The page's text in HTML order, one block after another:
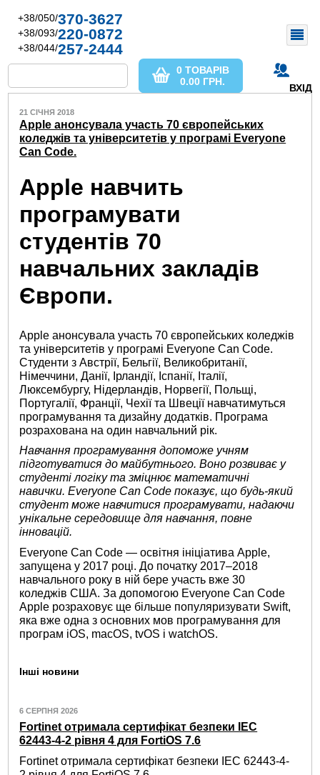
+38/050/370-3627
+38/093/220-0872
+38/044/257-2444
ВХІД
0 ТОВАРІВ
0.00 ГРН.
21 СІЧНЯ 2018
Apple анонсувала участь 70 європейських
коледжів та університетів у програмі Everyone
Can Code.
Apple навчить
програмувати
студентів 70
навчальних закладів
Європи.
Apple анонсувала участь 70 європейських коледжів
та університетів у програмі Everyone Can Code.
Студенти з Австрії, Бельгії, Великобританії,
Німеччини, Данії, Ірландії, Іспанії, Італії,
Люксембургу, Нідерландів, Норвегії, Польщі,
Португалії, Франції, Чехії та Швеції навчатимуться
програмування та дизайну додатків. Програма
розрахована на один навчальний рік.
Навчання програмування допоможе учням
підготуватися до майбутнього. Воно розвиває у
студенті логіку та зміцнює математичні
навички. Everyone Can Code показує, що будь-який
студент може навчитися програмувати, надаючи
унікальне середовище для навчання, повне
інновацій.
Everyone Can Code — освітня ініціатива Apple,
запущена у 2017 році. До початку 2017–2018
навчального року в ній бере участь вже 30
коледжів США. За допомогою Everyone Can Code
Apple розраховує ще більше популяризувати Swift,
яка вже одна з основних мов програмування для
програм iOS, macOS, tvOS і watchOS.
Інші новини
6 СЕРПНЯ 2026
Fortinet отримала сертифікат безпеки IEC
62443-4-2 рівня 4 для FortiOS 7.6
Fortinet отримала сертифікат безпеки IEC 62443-4-